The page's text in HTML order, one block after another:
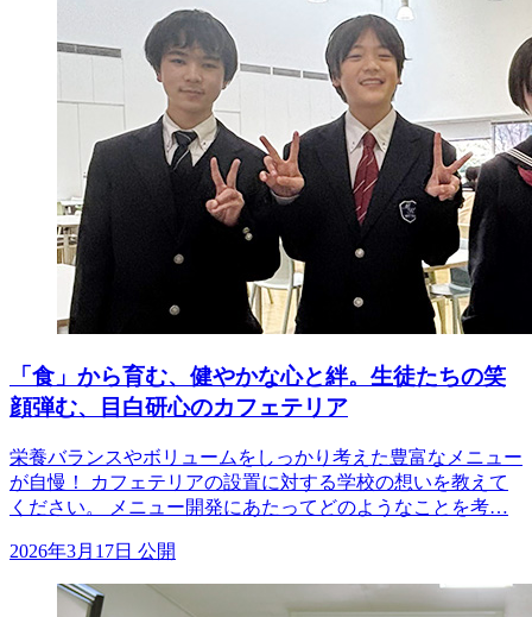
「食」から育む、健やかな心と絆。生徒たちの笑
顔弾む、目白研心のカフェテリア
栄養バランスやボリュームをしっかり考えた豊富なメニュー
が自慢！ カフェテリアの設置に対する学校の想いを教えて
ください。 メニュー開発にあたってどのようなことを考…
2026年3月17日 公開